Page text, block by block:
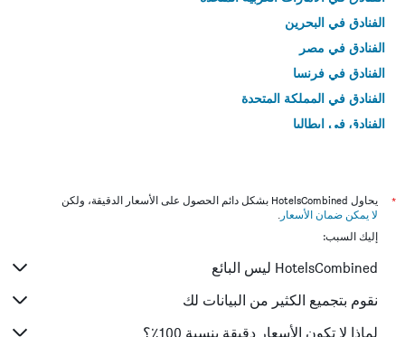
الفنادق في البحرين
الفنادق في مصر
الفنادق في فرنسا
الفنادق في المملكة المتحدة
الفنادق في إيطاليا
*
يحاول HotelsCombined بشكل دائم الحصول على الأسعار الدقيقة، ولكن
لا يمكن ضمان الأسعار .
إليك السبب:
HotelsCombined ليس البائع
نقوم بتجميع الكثير من البيانات لك
لماذا لا تكون الأسعار دقيقة بنسبة 100٪؟